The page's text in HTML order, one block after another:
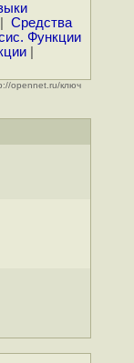
Средства
Функции
|
opennet.ru/ключ